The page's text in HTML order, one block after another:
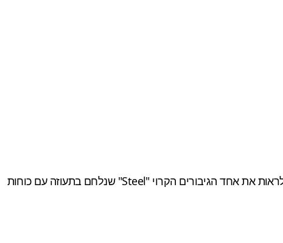
, משחק המובה יריות מגוף שלישי של Epic Games, מביא לנו לראשונה סרטון גיימפליי מתוך המשחק בו אנו יכולים לראות את אחד הגיבורים הקרוי "Steel" שנלחם בתעוזה עם כוחות